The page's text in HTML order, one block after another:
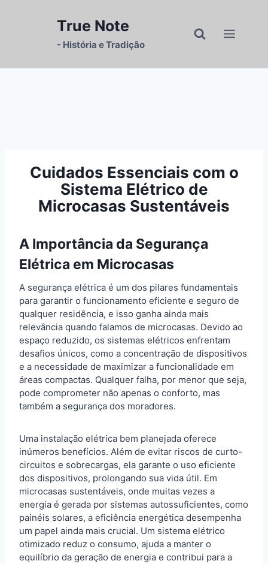
True Note
- História e Tradição
Cuidados Essenciais com o
Sistema Elétrico de
Microcasas Sustentáveis
A Importância da Segurança
Elétrica em Microcasas
A segurança elétrica é um dos pilares fundamentais
para garantir o funcionamento eficiente e seguro de
qualquer residência, e isso ganha ainda mais
relevância quando falamos de microcasas. Devido ao
espaço reduzido, os sistemas elétricos enfrentam
desafios únicos, como a concentração de dispositivos
e a necessidade de maximizar a funcionalidade em
áreas compactas. Qualquer falha, por menor que seja,
pode comprometer não apenas o conforto, mas
também a segurança dos moradores.
Uma instalação elétrica bem planejada oferece
inúmeros benefícios. Além de evitar riscos de curto-
circuitos e sobrecargas, ela garante o uso eficiente
dos dispositivos, prolongando sua vida útil. Em
microcasas sustentáveis, onde muitas vezes a
energia é gerada por sistemas autossuficientes, como
painéis solares, a eficiência energética desempenha
um papel ainda mais crucial. Um sistema elétrico
otimizado reduz o consumo, ajuda a manter o
equilíbrio da geração de energia e contribui para a